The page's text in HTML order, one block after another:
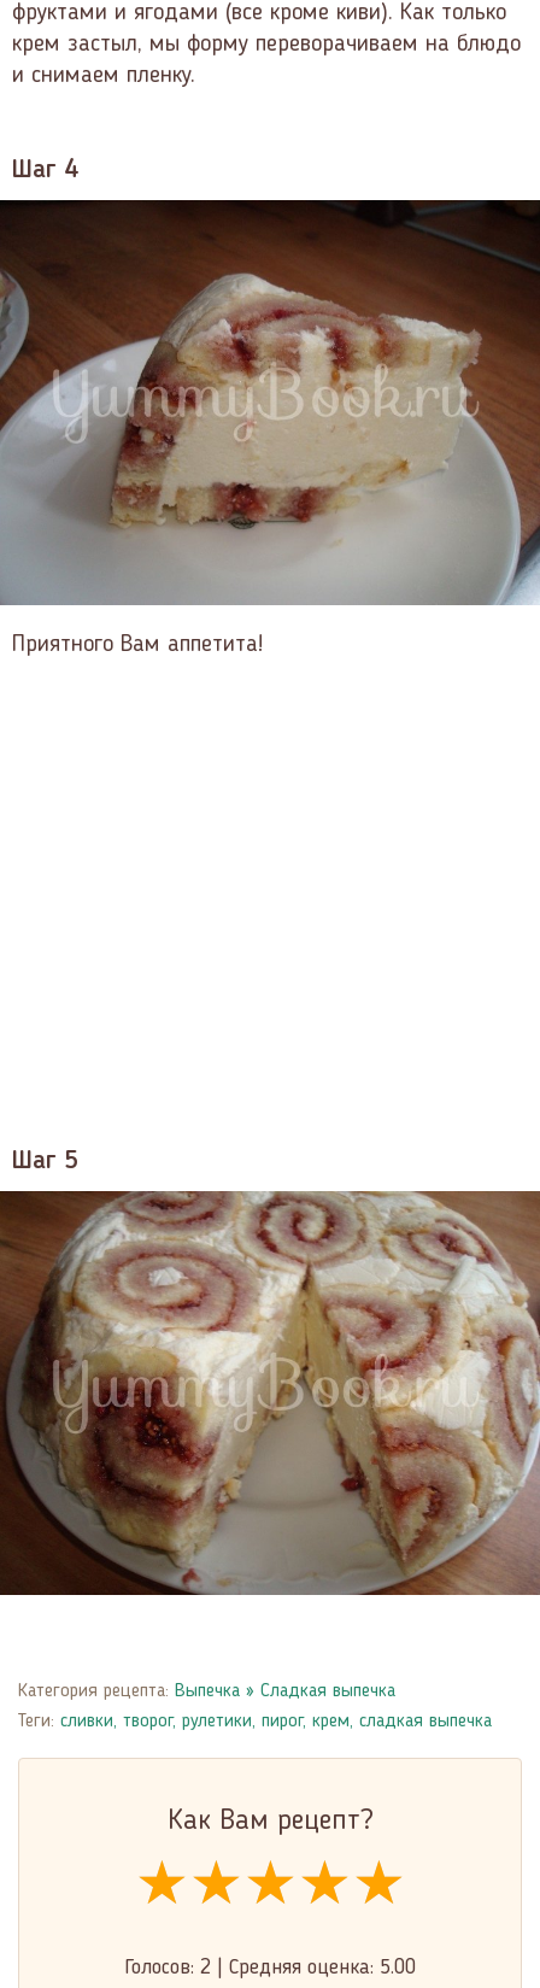
фруктами и ягодами (все кроме киви). Как только
крем застыл, мы форму переворачиваем на блюдо
и снимаем пленку.
Шаг 4
Приятного Вам аппетита!
Шаг 5
Категория рецепта: Выпечка » Сладкая выпечка
Теги: сливки, творог, рулетики, пирог, крем, сладкая выпечка
Как Вам рецепт?
★★★★★
★★★★★
★★★★★
Голосов: 2 Средняя оценка: 5.00